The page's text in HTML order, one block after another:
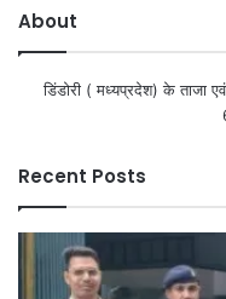
About
डिंडोरी ( मध्यप्रदेश) के ताजा
Recent Posts